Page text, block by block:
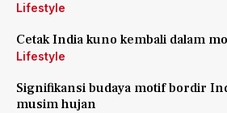
Lifestyle
Cetak India kuno kembali dalam
Lifestyle
Signifikansi budaya motif bordir
musim hujan